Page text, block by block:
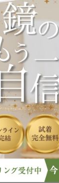
コミの良さ
とでは、印
ィッグを